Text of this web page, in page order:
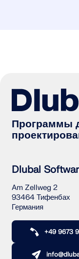
Программы
Dlubal
Am Zellweg 2
93464 Тифенбах
Германия
+49 9673